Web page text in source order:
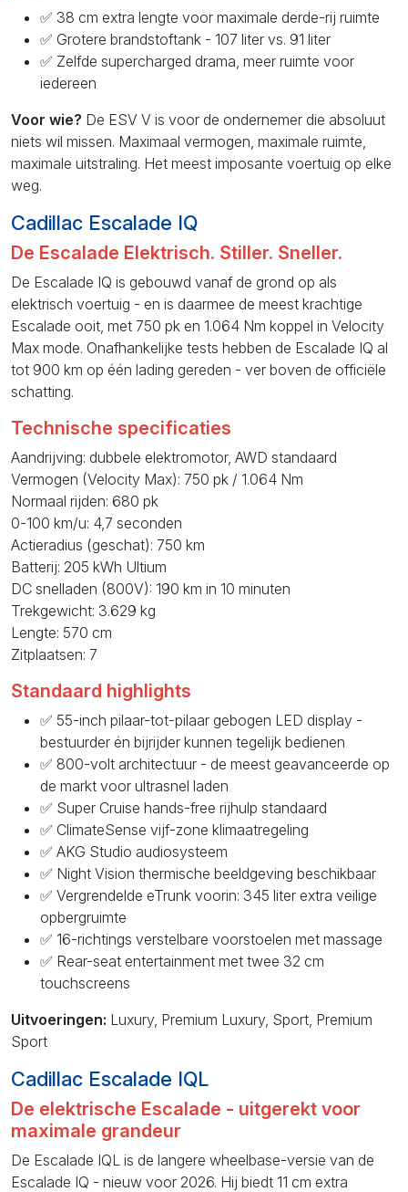
✅ 38 cm extra lengte voor maximale derde-rij ruimte
✅ Grotere brandstoftank - 107 liter vs. 91 liter
✅ Zelfde supercharged drama, meer ruimte voor
iedereen
Voor wie? De ESV V is voor de ondernemer die absoluut
niets wil missen. Maximaal vermogen, maximale ruimte,
maximale uitstraling. Het meest imposante voertuig op elke
weg.
Cadillac Escalade IQ
De Escalade Elektrisch. Stiller. Sneller.
De Escalade IQ is gebouwd vanaf de grond op als
elektrisch voertuig - en is daarmee de meest krachtige
Escalade ooit, met 750 pk en 1.064 Nm koppel in Velocity
Max mode. Onafhankelijke tests hebben de Escalade IQ al
tot 900 km op één lading gereden - ver boven de officiële
schatting.
Technische specificaties
Aandrijving: dubbele elektromotor, AWD standaard
Vermogen (Velocity Max): 750 pk / 1.064 Nm
Normaal rijden: 680 pk
0-100 km/u: 4,7 seconden
Actieradius (geschat): 750 km
Batterij: 205 kWh Ultium
DC snelladen (800V): 190 km in 10 minuten
Trekgewicht: 3.629 kg
Lengte: 570 cm
Zitplaatsen: 7
Standaard highlights
✅ 55-inch pilaar-tot-pilaar gebogen LED display -
bestuurder én bijrijder kunnen tegelijk bedienen
✅ 800-volt architectuur - de meest geavanceerde op
de markt voor ultrasnel laden
✅ Super Cruise hands-free rijhulp standaard
✅ ClimateSense vijf-zone klimaatregeling
✅ AKG Studio audiosysteem
✅ Night Vision thermische beeldgeving beschikbaar
✅ Vergrendelde eTrunk voorin: 345 liter extra veilige
opbergruimte
✅ 16-richtings verstelbare voorstoelen met massage
✅ Rear-seat entertainment met twee 32 cm
touchscreens
Uitvoeringen: Luxury, Premium Luxury, Sport, Premium
Sport
Cadillac Escalade IQL
De elektrische Escalade - uitgerekt voor
maximale grandeur
De Escalade IQL is de langere wheelbase-versie van de
Escalade IQ - nieuw voor 2026. Hij biedt 11 cm extra